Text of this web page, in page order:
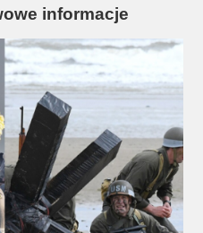
informacje